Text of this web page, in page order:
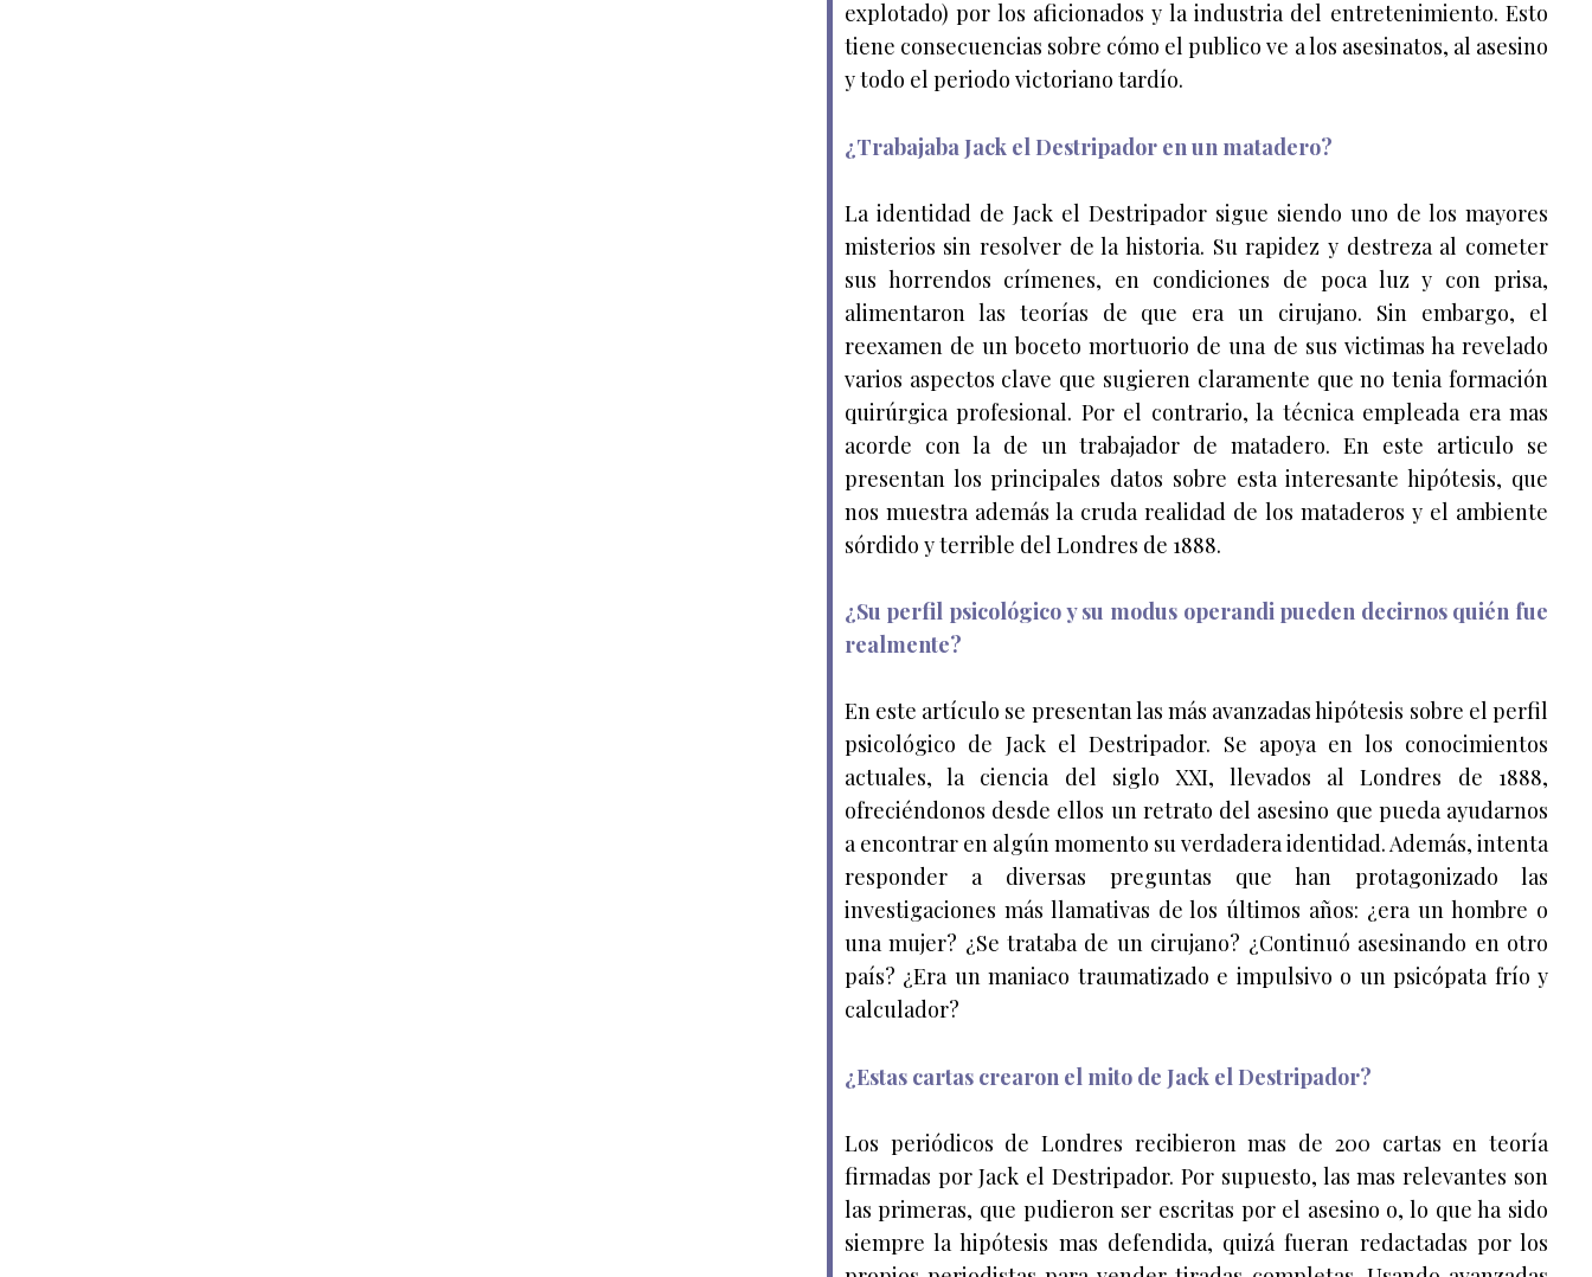
explotado) por los aficionados y la industria del entretenimiento. Esto
tiene consecuencias sobre cómo el publico ve a los asesinatos, al asesino
y todo el periodo victoriano tardío.
¿Trabajaba Jack el Destripador en un matadero?
La identidad de Jack el Destripador sigue siendo uno de los mayores
misterios sin resolver de la historia. Su rapidez y destreza al cometer
sus horrendos crímenes, en condiciones de poca luz y con prisa,
alimentaron las teorías de que era un cirujano. Sin embargo, el
reexamen de un boceto mortuorio de una de sus victimas ha revelado
varios aspectos clave que sugieren claramente que no tenia formación
quirúrgica profesional. Por el contrario, la técnica empleada era mas
acorde con la de un trabajador de matadero. En este articulo se
presentan los principales datos sobre esta interesante hipótesis, que
nos muestra además la cruda realidad de los mataderos y el ambiente
sórdido y terrible del Londres de 1888.
¿Su perfil psicológico y su modus operandi pueden decirnos quién fue
realmente?
En este artículo se presentan las más avanzadas hipótesis sobre el perfil
psicológico de Jack el Destripador. Se apoya en los conocimientos
actuales, la ciencia del siglo XXI, llevados al Londres de 1888,
ofreciéndonos desde ellos un retrato del asesino que pueda ayudarnos
a encontrar en algún momento su verdadera identidad. Además, intenta
responder a diversas preguntas que han protagonizado las
investigaciones más llamativas de los últimos años: ¿era un hombre o
una mujer? ¿Se trataba de un cirujano? ¿Continuó asesinando en otro
país? ¿Era un maniaco traumatizado e impulsivo o un psicópata frío y
calculador?
¿Estas cartas crearon el mito de Jack el Destripador?
Los periódicos de Londres recibieron mas de 200 cartas en teoría
firmadas por Jack el Destripador. Por supuesto, las mas relevantes son
las primeras, que pudieron ser escritas por el asesino o, lo que ha sido
siempre la hipótesis mas defendida, quizá fueran redactadas por los